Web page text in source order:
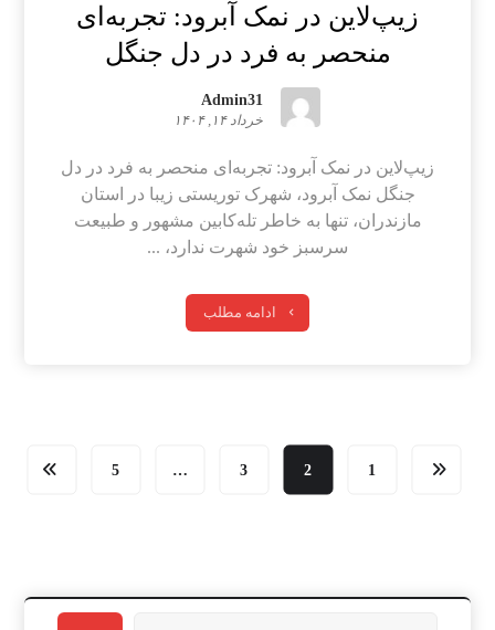
زیپ‌لاین در نمک آبرود: تجربه‌ای
منحصر به فرد در دل جنگل
Admin31
خرداد ۱۴, ۱۴۰۴
زیپ‌لاین در نمک آبرود: تجربه‌ای منحصر به فرد در دل
جنگل نمک آبرود، شهرک توریستی زیبا در استان
مازندران، تنها به خاطر تله‌کابین مشهور و طبیعت
سرسبز خود شهرت ندارد، ...
ادامه مطلب
1
2
3
…
5